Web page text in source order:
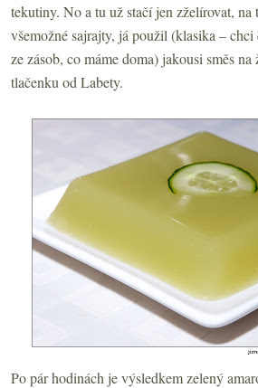
tekutiny. No a tu už stačí jen zželírovat, na
všemožné sajrajty, já použil (klasika –
ze zásob, co máme doma) jakousi směs
tlačenku od Labety.
Po pár hodinách je výsledkem zelený